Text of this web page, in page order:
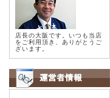
店長の大阪です。いつも当店
をご利用頂き、ありがとうご
ざいます。